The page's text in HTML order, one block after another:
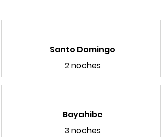
Santo Domingo
2 noches
Bayahibe
3 noches